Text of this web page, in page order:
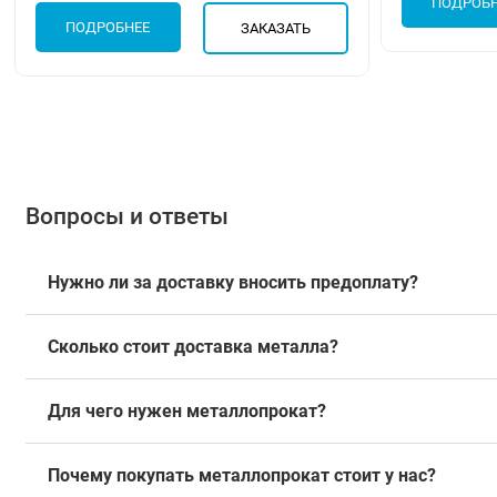
ПОДРОБНЕЕ ЗАКАЗАТЬ
Вопросы и ответы
Нужно ли за доставку вносить предоплату?
Сколько стоит доставка металла?
Для чего нужен металлопрокат?
Почему покупать металлопрокат стоит у нас?